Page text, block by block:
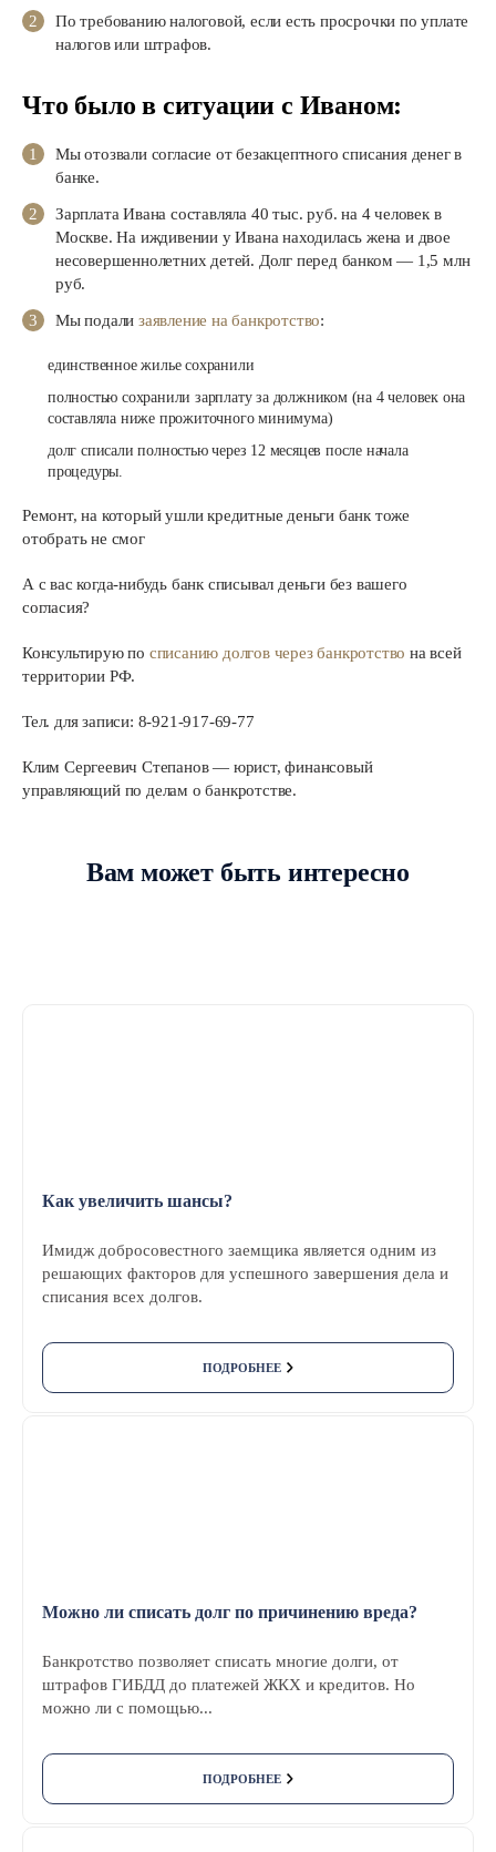
По требованию налоговой, если есть просрочки по уплате
налогов или штрафов.
Что было в ситуации с Иваном:
Мы отозвали согласие от безакцептного списания денег в
банке.
Зарплата Ивана составляла 40 тыс. руб. на 4 человек в
Москве. На иждивении у Ивана находилась жена и двое
несовершеннолетних детей. Долг перед банком — 1,5 млн
руб.
Мы подали заявление на банкротство:
единственное жилье сохранили
полностью сохранили зарплату за должником (на 4 человек она
составляла ниже прожиточного минимума)
долг списали полностью через 12 месяцев после начала
процедуры.
Ремонт, на который ушли кредитные деньги банк тоже
отобрать не смог
А с вас когда-нибудь банк списывал деньги без вашего
согласия?
Консультирую по списанию долгов через банкротство на всей
территории РФ.
Тел. для записи: 8-921-917-69-77
Клим Сергеевич Степанов — юрист, финансовый
управляющий по делам о банкротстве.
Вам может быть интересно
Как увеличить шансы?
Имидж добросовестного заемщика является одним из
решающих факторов для успешного завершения дела и
списания всех долгов.
ПОДРОБНЕЕ
Можно ли списать долг по причинению вреда?
Банкротство позволяет списать многие долги, от
штрафов ГИБДД до платежей ЖКХ и кредитов. Но
можно ли с помощью...
ПОДРОБНЕЕ